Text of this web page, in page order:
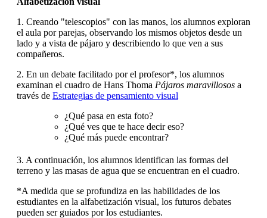
1. Creando "telescopios" con las manos, los alumnos exploran
el aula por parejas, observando los mismos objetos desde un
lado y a vista de pájaro y describiendo lo que ven a sus
compañeros.
2. En un debate facilitado por el profesor*, los alumnos
examinan el cuadro de Hans Thoma Pájaros maravillosos a
través de Estrategias de pensamiento visual
¿Qué pasa en esta foto?
¿Qué ves que te hace decir eso?
¿Qué más puede encontrar?
3. A continuación, los alumnos identifican las formas del
terreno y las masas de agua que se encuentran en el cuadro.
*A medida que se profundiza en las habilidades de los
estudiantes en la alfabetización visual, los futuros debates
pueden ser guiados por los estudiantes.